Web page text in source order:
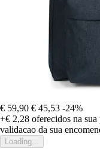
€ 59,90 € 45,53 -24%
+€ 2,28 oferecidos na
validacao da sua
Loading...